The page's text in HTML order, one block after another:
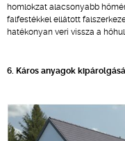
homlokzat alacsonyabb
falfestékkel ellátott
hatékonyan veri vissza a
6. Káros anyagok